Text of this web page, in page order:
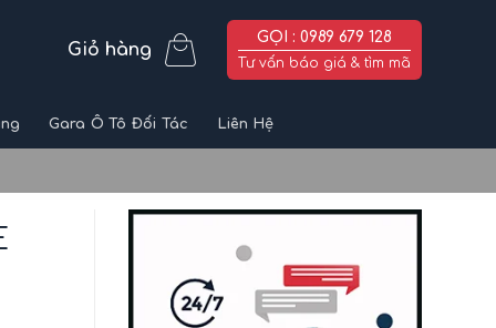
Giỏ hàng
GỌI : 0989 679 128
Tư vấn báo giá & tìm mã
Gara Ô Tô Đối Tác Liên Hệ